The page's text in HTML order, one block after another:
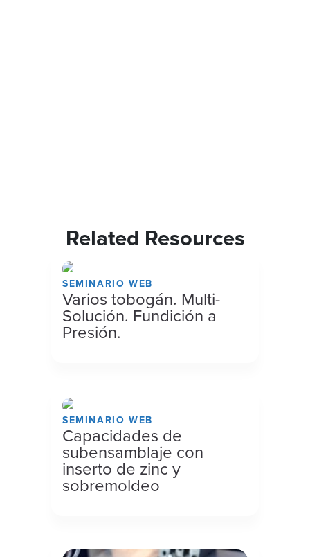
Related Resources
SEMINARIO WEB
Varios tobogán. Multi-
Solución. Fundición a
Presión.
SEMINARIO WEB
Capacidades de
subensamblaje con
inserto de zinc y
sobremoldeo